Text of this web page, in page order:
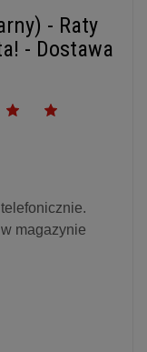
- Raty
- Dostawa
magazynie